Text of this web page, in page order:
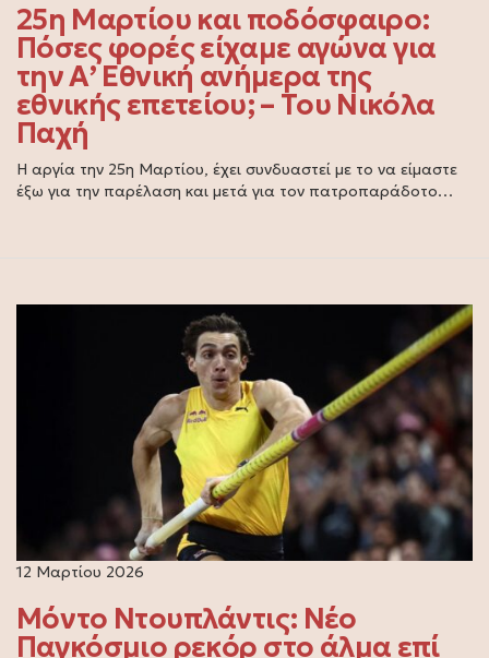
25η Μαρτίου και ποδόσφαιρο:
Πόσες φορές είχαμε αγώνα για
την Α’ Εθνική ανήμερα της
εθνικής επετείου; – Του Νικόλα
Παχή
Η αργία την 25η Μαρτίου, έχει συνδυαστεί με το να είμαστε
έξω για την παρέλαση και μετά για τον πατροπαράδοτο…
12 Μαρτίου 2026
Μόντο Ντουπλάντις: Νέο
Παγκόσμιο ρεκόρ στο άλμα επί